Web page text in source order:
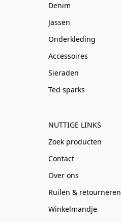
Denim
Jassen
Onderkleding
Accessoires
Sieraden
Ted sparks
NUTTIGE LINKS
Zoek producten
Contact
Over ons
Ruilen & retourneren
Winkelmandje